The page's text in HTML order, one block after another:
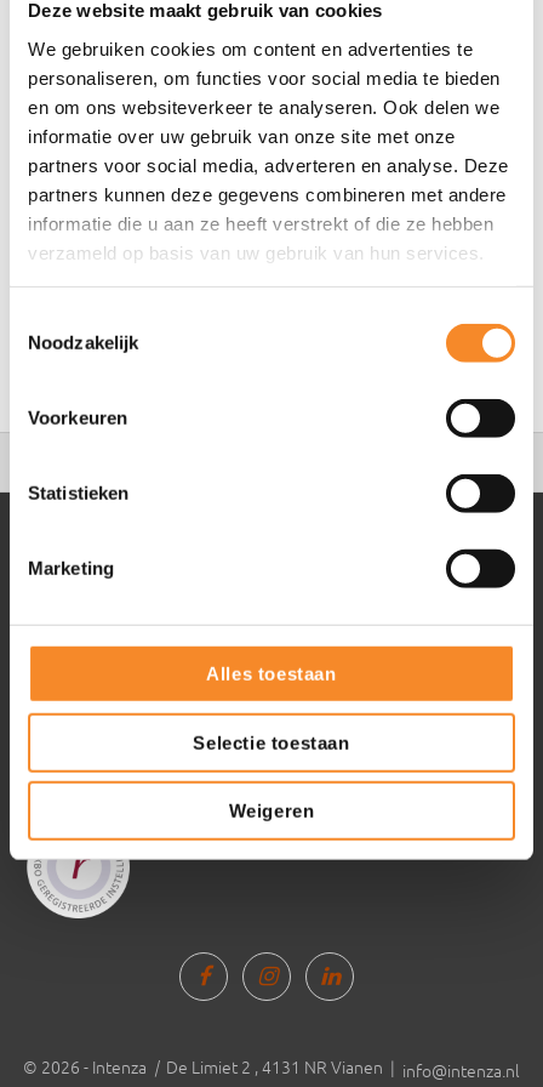
Deze website maakt gebruik van cookies
We gebruiken cookies om content en advertenties te
personaliseren, om functies voor social media te bieden
en om ons websiteverkeer te analyseren. Ook delen we
informatie over uw gebruik van onze site met onze
partners voor social media, adverteren en analyse. Deze
partners kunnen deze gegevens combineren met andere
informatie die u aan ze heeft verstrekt of die ze hebben
verzameld op basis van uw gebruik van hun services.
Noodzakelijk
Voorkeuren
Statistieken
Marketing
Alles toestaan
Selectie toestaan
Weigeren
Commitment is shown by walking your talk. Tangible
short-term commitments increase people’s willingness to
change and encourage them to take immediate action.
© 2026 - Intenza |De Limiet 2 , 4131 NR Vianen | info@intenza.nl